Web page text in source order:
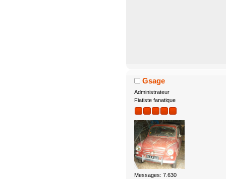
Gsage
Administrateur
Fiatiste fanatique
Messages: 7.630